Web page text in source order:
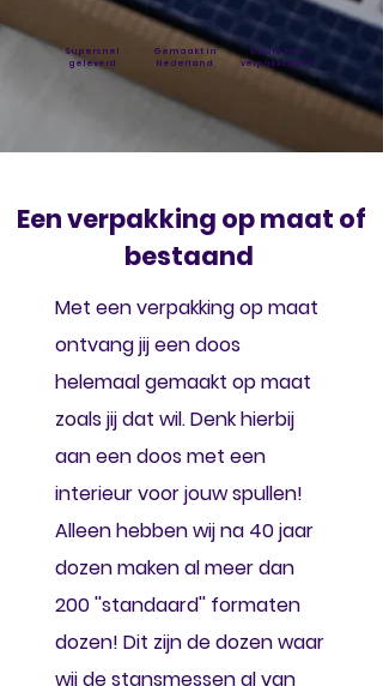
Duurzame
verpakkingen
Gemaakt in
Nederland
Supersnel
geleverd
Een verpakking op maat of
bestaand
Met een verpakking op maat
ontvang jij een doos
helemaal gemaakt op maat
zoals jij dat wil. Denk hierbij
aan een doos met een
interieur voor jouw spullen!
Alleen hebben wij na 40 jaar
dozen maken al meer dan
200 ''standaard'' formaten
dozen! Dit zijn de dozen waar
wij de stansmessen al van